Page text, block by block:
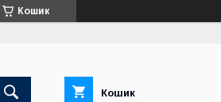
Кошик
Кошик